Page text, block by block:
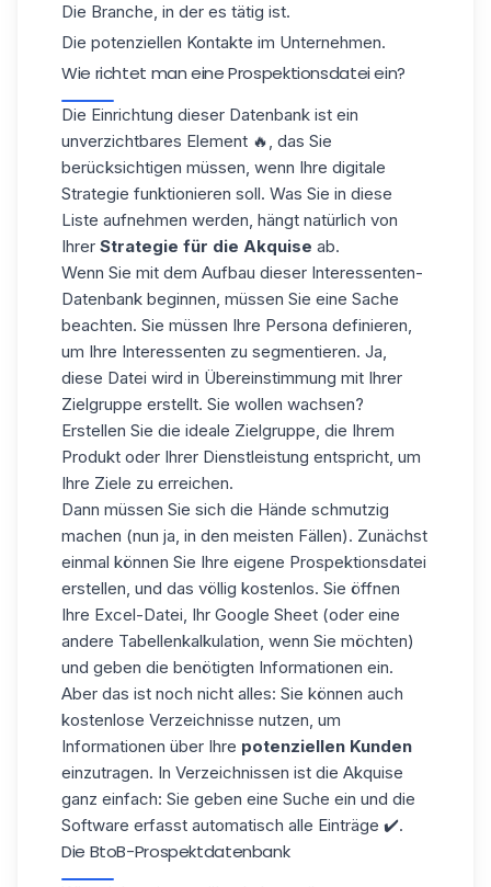
Die Branche, in der es tätig ist.
Die potenziellen Kontakte im Unternehmen.
Wie richtet man eine Prospektionsdatei ein?
Die Einrichtung dieser Datenbank ist ein
unverzichtbares Element 🔥, das Sie
berücksichtigen müssen, wenn Ihre digitale
Strategie funktionieren soll. Was Sie in diese
Liste aufnehmen werden, hängt natürlich von
Ihrer Strategie für die Akquise ab.
Wenn Sie mit dem Aufbau dieser Interessenten-
Datenbank beginnen, müssen Sie eine Sache
beachten. Sie müssen Ihre Persona definieren,
um Ihre Interessenten zu segmentieren. Ja,
diese Datei wird in Übereinstimmung mit Ihrer
Zielgruppe erstellt. Sie wollen wachsen?
Erstellen Sie die ideale Zielgruppe, die Ihrem
Produkt oder Ihrer Dienstleistung entspricht, um
Ihre Ziele zu erreichen.
Dann müssen Sie sich die Hände schmutzig
machen (nun ja, in den meisten Fällen). Zunächst
einmal können Sie Ihre eigene Prospektionsdatei
erstellen, und das völlig kostenlos. Sie öffnen
Ihre Excel-Datei, Ihr Google Sheet (oder eine
andere Tabellenkalkulation, wenn Sie möchten)
und geben die benötigten Informationen ein.
Aber das ist noch nicht alles: Sie können auch
kostenlose Verzeichnisse nutzen, um
Informationen über Ihre potenziellen Kunden
einzutragen. In Verzeichnissen ist die Akquise
ganz einfach: Sie geben eine Suche ein und die
Software erfasst automatisch alle Einträge ✔️.
Die BtoB-Prospektdatenbank